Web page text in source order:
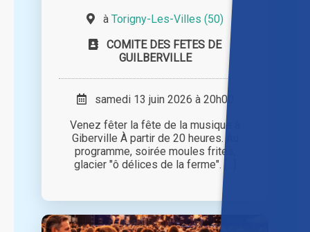
à Torigny-Les-Villes (50)
COMITE DES FETES DE
GUILBERVILLE
samedi 13 juin 2026 à 20h00
Venez fêter la fête de la musique à
Giberville À partir de 20 heures. Au
programme, soirée moules frites,
glacier "ô délices de la ferme". [...]